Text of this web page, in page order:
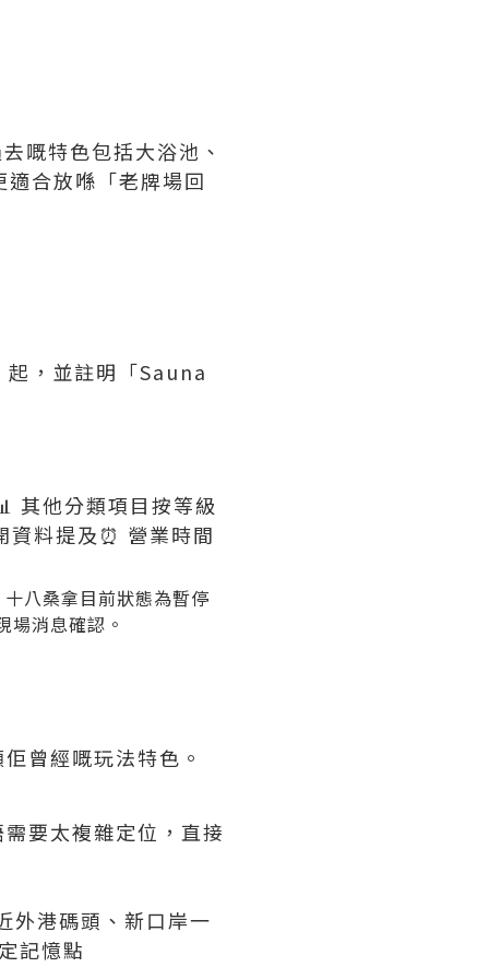
嘅特色包括大浴池、
合放喺「老牌場回
，並註明「Sauna
其他分類項目按等級
料提及⏰ 營業時間
八桑拿目前狀態為暫停
場消息確認。
曾經嘅玩法特色。
要太複雜定位，直接
外港碼頭、新口岸一
記憶點